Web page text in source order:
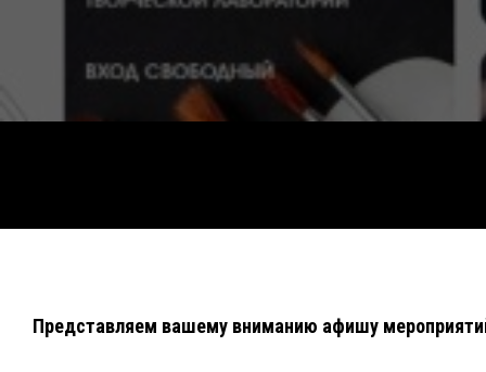
Представляем вашему вниманию афишу